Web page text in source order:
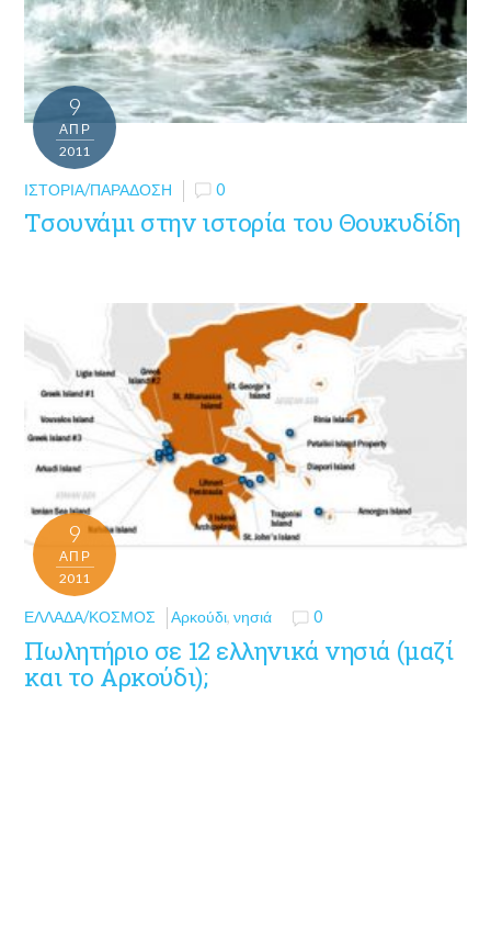
9
ΑΠΡ
2011
ΙΣΤΟΡΊΑ/ΠΑΡΆΔΟΣΗ 0
Τσουνάμι στην ιστορία του Θουκυδίδη
9
ΑΠΡ
2011
ΕΛΛΆΔΑ/ΚΌΣΜΟΣ Αρκούδι,νησιά 0
Πωλητήριο σε 12 ελληνικά νησιά (μαζί
και το Αρκούδι);